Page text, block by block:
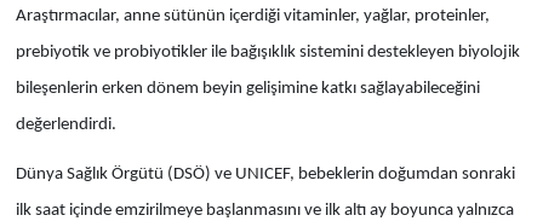
Araştırmacılar, anne sütünün içerdiği vitaminler, yağlar, proteinler,
prebiyotik ve probiyotikler ile bağışıklık sistemini destekleyen biyolojik
bileşenlerin erken dönem beyin gelişimine katkı sağlayabileceğini
değerlendirdi.
Dünya Sağlık Örgütü (DSÖ) ve UNICEF, bebeklerin doğumdan sonraki
ilk saat içinde emzirilmeye başlanmasını ve ilk altı ay boyunca yalnızca